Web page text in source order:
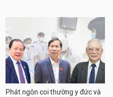
Phát ngôn coi thường y đức và